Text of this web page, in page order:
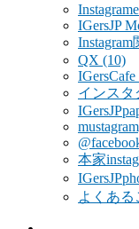
IGersJP
QX (10)
IGersCafe
インスタ
本家
よくある